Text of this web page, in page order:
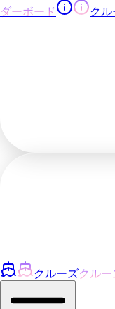
ダーボード
ク
クルーズクルー